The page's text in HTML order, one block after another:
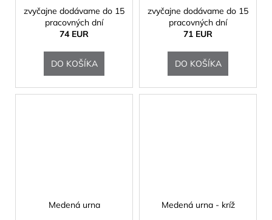
zvyčajne dodávame do 15
pracovných dní
74 EUR
DO KOŠÍKA
zvyčajne dodávame do 15
pracovných dní
71 EUR
DO KOŠÍKA
Medená urna Medená urna - kríž